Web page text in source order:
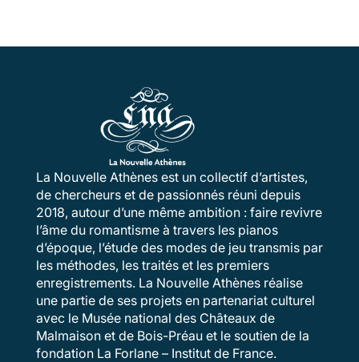
La Nouvelle Athènes est un collectif d’artistes,
de chercheurs et de passionnés réuni depuis
2018, autour d’une même ambition : faire revivre
l’âme du romantisme à travers les pianos
d’époque, l’étude des modes de jeu transmis par
les méthodes, les traités et les premiers
enregistrements. La Nouvelle Athènes réalise
une partie de ses projets en partenariat culturel
avec le Musée national des Châteaux de
Malmaison et de Bois-Préau et le soutien de la
fondation La Forlane – Institut de France.